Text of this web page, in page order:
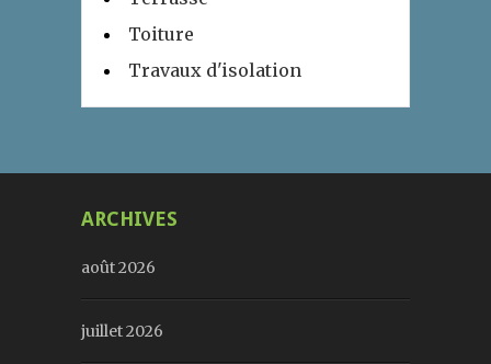
Toiture
Travaux d'isolation
ARCHIVES
août 2026
juillet 2026